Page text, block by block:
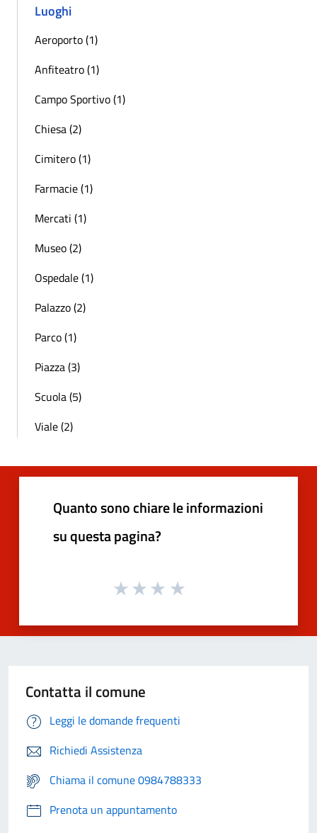
Luoghi
Aeroporto (1)
Anfiteatro (1)
Campo Sportivo (1)
Chiesa (2)
Cimitero (1)
Farmacie (1)
Mercati (1)
Museo (2)
Ospedale (1)
Palazzo (2)
Parco (1)
Piazza (3)
Scuola (5)
Viale (2)
Quanto sono chiare le informazioni
su questa pagina?
Contatta il comune
Leggi le domande frequenti
Richiedi Assistenza
Chiama il comune 0984788333
Prenota un appuntamento